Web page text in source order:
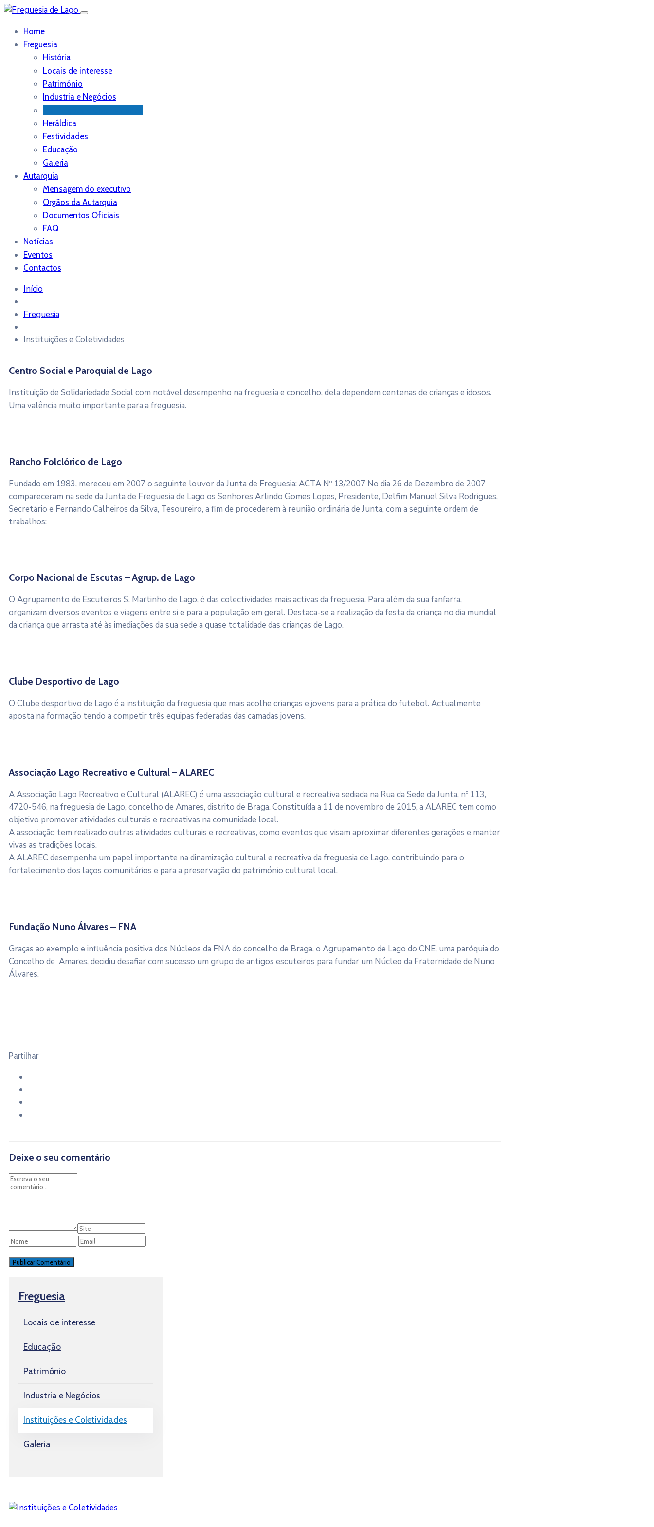
Home
Freguesia
História
Locais de interesse
Património
Industria e Negócios
Heráldica
Festividades
Educação
Galeria
Autarquia
Mensagem do executivo
Orgãos da Autarquia
Documentos Oficiais
FAQ
Notícias
Eventos
Contactos
Início
Freguesia
Instituições e Coletividades
Centro Social e Paroquial de Lago
Instituição de Solidariedade Social com notável desempenho na freguesia e concelho, dela dependem centenas de crianças e idosos.
Uma valência muito importante para a freguesia.
Rancho Folclórico de Lago
Fundado em 1983, mereceu em 2007 o seguinte louvor da Junta de Freguesia: ACTA Nº 13/2007 No dia 26 de Dezembro de 2007
compareceram na sede da Junta de Freguesia de Lago os Senhores Arlindo Gomes Lopes, Presidente, Delfim Manuel Silva Rodrigues,
Secretário e Fernando Calheiros da Silva, Tesoureiro, a fim de procederem à reunião ordinária de Junta, com a seguinte ordem de
trabalhos:
Corpo Nacional de Escutas – Agrup. de Lago
O Agrupamento de Escuteiros S. Martinho de Lago, é das colectividades mais activas da freguesia. Para além da sua fanfarra,
organizam diversos eventos e viagens entre si e para a população em geral. Destaca-se a realização da festa da criança no dia mundial
da criança que arrasta até às imediações da sua sede a quase totalidade das crianças de Lago.
Clube Desportivo de Lago
O Clube desportivo de Lago é a instituição da freguesia que mais acolhe crianças e jovens para a prática do futebol. Actualmente
aposta na formação tendo a competir três equipas federadas das camadas jovens.
Associação Lago Recreativo e Cultural – ALAREC
A Associação Lago Recreativo e Cultural (ALAREC) é uma associação cultural e recreativa sediada na Rua da Sede da Junta, nº 113,
4720-546, na freguesia de Lago, concelho de Amares, distrito de Braga. Constituída a 11 de novembro de 2015, a ALAREC tem como
objetivo promover atividades culturais e recreativas na comunidade local.
A associação tem realizado outras atividades culturais e recreativas, como eventos que visam aproximar diferentes gerações e manter
vivas as tradições locais.
A ALAREC desempenha um papel importante na dinamização cultural e recreativa da freguesia de Lago, contribuindo para o
fortalecimento dos laços comunitários e para a preservação do património cultural local.
Fundação Nuno Álvares – FNA
Graças ao exemplo e influência positiva dos Núcleos da FNA do concelho de Braga, o Agrupamento de Lago do CNE, uma paróquia do
Concelho de Amares, decidiu desafiar com sucesso um grupo de antigos escuteiros para fundar um Núcleo da Fraternidade de Nuno
Álvares.
Partilhar
Deixe o seu comentário
Freguesia
Locais de interesse
Educação
Património
Industria e Negócios
Instituições e Coletividades
Galeria